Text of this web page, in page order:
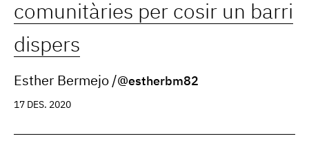
comunitàries per cosir un barri
dispers
Esther Bermejo @estherbm82
17 DES. 2020